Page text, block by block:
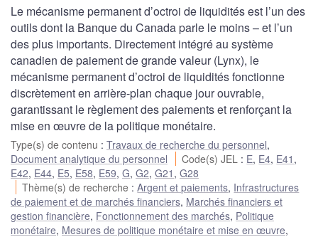
Le mécanisme permanent d’octroi de liquidités est l’un des
outils dont la Banque du Canada parle le moins – et l’un
des plus importants. Directement intégré au système
canadien de paiement de grande valeur (Lynx), le
mécanisme permanent d’octroi de liquidités fonctionne
discrètement en arrière-plan chaque jour ouvrable,
garantissant le règlement des paiements et renforçant la
mise en œuvre de la politique monétaire.
Type(s) de contenu : Travaux de recherche du personnel,
Document analytique du personnel
Code(s) JEL : E, E4, E41 ,
E42, E44, E5, E58, E59, G, G2, G21 , G28
Thème(s) de recherche :Argent et paiements, Infrastructures
de paiement et de marchés financiers, Marchés financiers et
gestion financière, Fonctionnement des marchés, Politique
monétaire, Mesures de politique monétaire et mise en œuvre,